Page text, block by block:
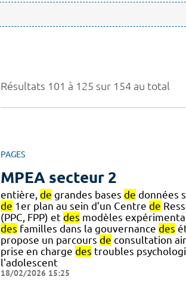
Résultats 101 à 125 sur 154 au total
PAGES
MPEA secteur 2
entière, de grandes bases de données
de 1er plan au sein d’un Centre de
(PPC, FPP) et des modèles
des familles dans la gouvernance des
propose un parcours de consultation
prise en charge des troubles
l'adolescent
18/02/2026 15:25